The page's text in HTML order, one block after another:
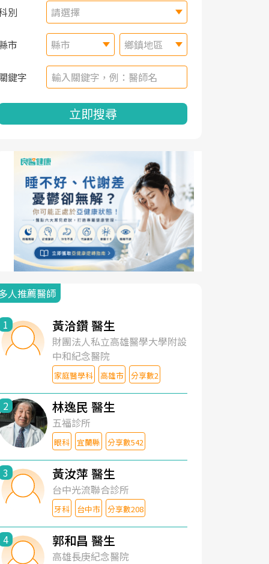
別 請選擇
市 縣市 鄉鎮地區
鍵字
立即搜尋
人推薦醫師
1 黃洽鑽 醫生
財團法人私立高雄醫學大學附設
中和紀念醫院
家庭醫學科 高雄市 分享數2
2 林逸民 醫生
五福診所
眼科 宜蘭縣 分享數542
3 黃汝萍 醫生
台中光流聯合診所
牙科 台中市 分享數208
4 郭和昌 醫生
高雄長庚紀念醫院